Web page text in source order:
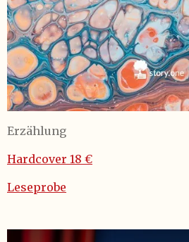
Erzählung
Hardcover 18 €
Leseprobe